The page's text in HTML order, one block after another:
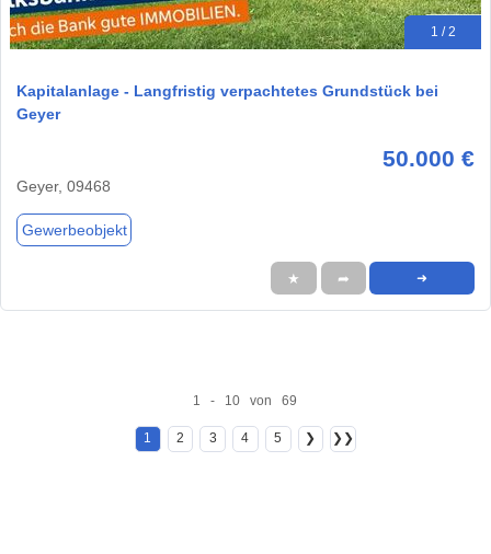
1 / 2
Kapitalanlage - Langfristig verpachtetes Grundstück bei
Geyer
50.000 €
Geyer, 09468
Gewerbeobjekt
★ ➦ ➜
1 - 10 von 69
1 2 3 4 5 ❯ ❯❯